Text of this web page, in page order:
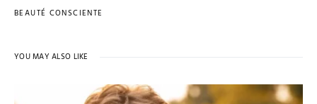
BEAUTÉ CONSCIENTE
YOU MAY ALSO LIKE